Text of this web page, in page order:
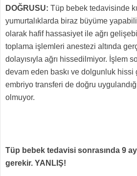
DOĞRUSU: Tüp bebek tedavisinde
yumurtalıklarda biraz büyüme
olarak hafif hassasiyet ile ağrı
toplama işlemleri anestezi altında
dolayısıyla ağrı hissedilmiyor. İşlem
devam eden baskı ve dolgunluk hissi
embriyo transferi de doğru
olmuyor.
Tüp bebek tedavisi sonrasında 9
gerekir. YANLIŞ!